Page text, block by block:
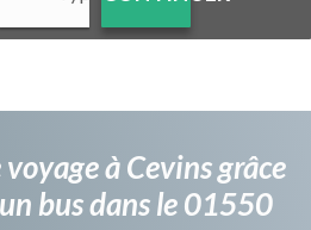
à Cevins grâce
bus dans le 01550